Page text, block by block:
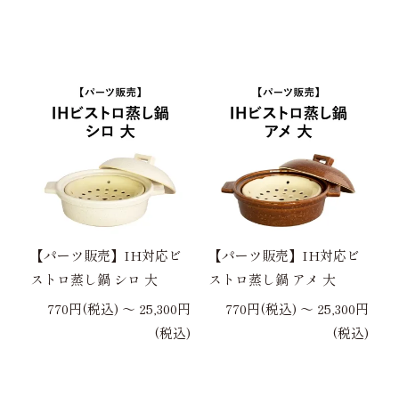
【パーツ販売】IH対応ビ
ストロ蒸し鍋 シロ 大
770円(税込) 〜 25,300円
(税込)
【パーツ販売】IH対応ビ
ストロ蒸し鍋 アメ 大
770円(税込) 〜 25,300円
(税込)